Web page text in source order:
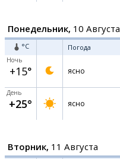
Понедельник, 10 Августа
°C Погода
Ночь
+15° ясно
День
+25° ясно
Вторник, 11 Августа